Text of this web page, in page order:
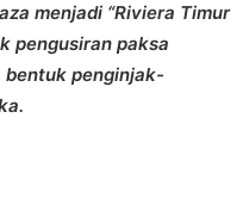
menjadi “Riviera Timur
pengusiran paksa
penginjak-